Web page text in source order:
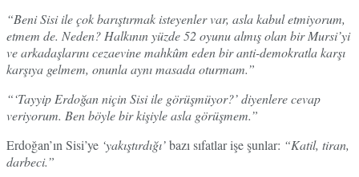
“Beni Sisi ile çok barıştırmak isteyenler var, asla kabul etmiyorum,
etmem de. Neden? Halkının yüzde 52 oyunu almış olan bir Mursi’yi
ve arkadaşlarını cezaevine mahkûm eden bir anti-demokratla karşı
karşıya gelmem, onunla aynı masada oturmam.”
“‘Tayyip Erdoğan niçin Sisi ile görüşmüyor?’ diyenlere cevap
veriyorum. Ben böyle bir kişiyle asla görüşmem.”
Erdoğan’ın Sisi’ye ‘yakıştırdığı’bazı sıfatlar işe şunlar: “Katil, tiran,
darbeci.”